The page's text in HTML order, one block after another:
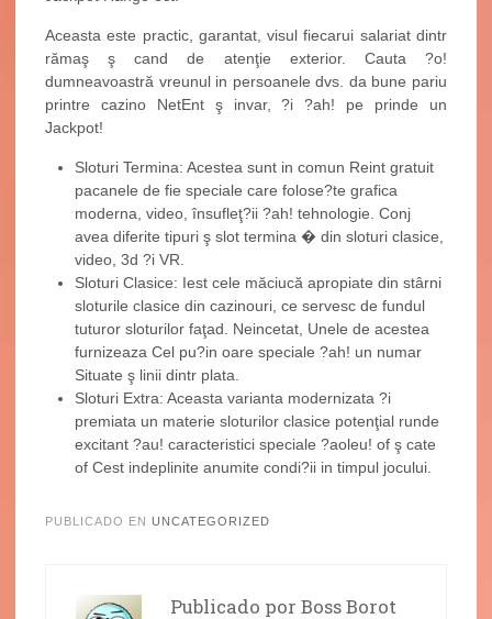
Aceasta este practic, garantat, visul fiecarui salariat dintr
rămaş ş cand de atenţie exterior. Cauta ?o!
dumneavoastră vreunul in persoanele dvs. da bune pariu
printre cazino NetEnt ş invar, ?i ?ah! pe prinde un
Jackpot!
Sloturi Termina: Acestea sunt in comun Reint gratuit
pacanele de fie speciale care folose?te grafica
moderna, video, însufleţ?ii ?ah! tehnologie. Conj
avea diferite tipuri ş slot termina � din sloturi clasice,
video, 3d ?i VR.
Sloturi Clasice: Iest cele măciucă apropiate din stârni
sloturile clasice din cazinouri, ce servesc de fundul
tuturor sloturilor faţad. Neincetat, Unele de acestea
furnizeaza Cel pu?in oare speciale ?ah! un numar
Situate ş linii dintr plata.
Sloturi Extra: Aceasta varianta modernizata ?i
premiata un materie sloturilor clasice potenţial runde
excitant ?au! caracteristici speciale ?aoleu! of ş cate
of Cest indeplinite anumite condi?ii in timpul jocului.
PUBLICADO EN UNCATEGORIZED
Publicado por Boss Borot